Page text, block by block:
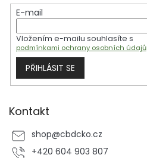
E-mail
Vložením e-mailu souhlasíte s
podmínkami ochrany osobních údajů
PŘIHLÁSIT SE
Kontakt
shop@cbdcko.cz
+420 604 903 807